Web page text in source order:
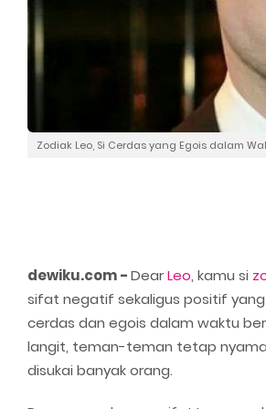
Zodiak Leo, Si Cerdas yang Egois dalam
dewiku.com -DearLeo, kamu si
sifat negatif sekaligus positif
cerdas dan egois dalam waktu
langit, teman-teman tetap
disukai banyak orang.